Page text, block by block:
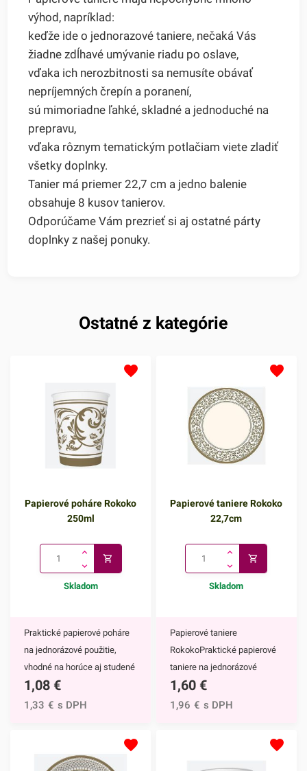
výhod, napríklad:
keďže ide o jednorazové taniere, nečaká Vás
žiadne zdĺhavé umývanie riadu po oslave,
vďaka ich nerozbitnosti sa nemusíte obávať
nepríjemných črepín a poranení,
sú mimoriadne ľahké, skladné a jednoduché na
prepravu,
vďaka rôznym tematickým potlačiam viete zladiť
všetky doplnky.
Tanier má priemer 22,7 cm a jedno balenie
obsahuje 8 kusov tanierov.
Odporúčame Vám prezrieť si aj ostatné párty
doplnky z našej ponuky.
Ostatné z kategórie
Papierové poháre Rokoko
250ml
Skladom
Praktické papierové poháre
na jednorázové použitie,
vhodné na horúce aj studené
nápoje. Vďaka ich
elegantnému zdobeniu
poháre majú nepochybne
1,08 €
1,33 € s DPH
Papierové taniere Rokoko
22,7cm
Skladom
Papierové taniere
RokokoPraktické papierové
taniere na jednorázové
použitie. Vďaka ich
elegantnému zdobeniu
1,60 €
1,96 € s DPH